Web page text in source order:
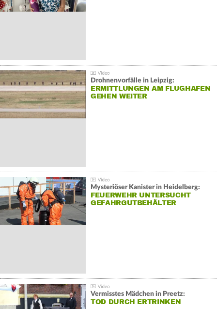
Drohnenvorfälle in Leipzig:
ERMITTLUNGEN AM FLUGHAFEN
GEHEN WEITER
Mysteriöser Kanister in Heidelberg:
FEUERWEHR UNTERSUCHT
GEFAHRGUTBEHÄLTER
Vermisstes Mädchen in Preetz:
TOD DURCH ERTRINKEN